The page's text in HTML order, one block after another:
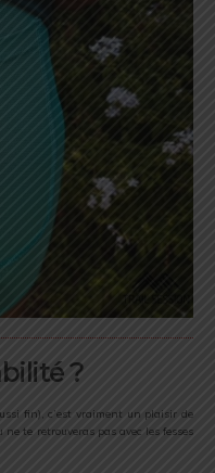
?
fin), c’est vraiment un plaisir de
te retrouveras pas avec les fesses